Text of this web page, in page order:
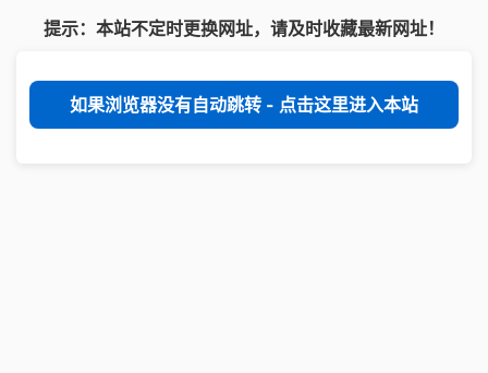
提示：本站不定时更换网址，请及时收藏最新网址！
如果浏览器没有自动跳转 - 点击这里进入本站